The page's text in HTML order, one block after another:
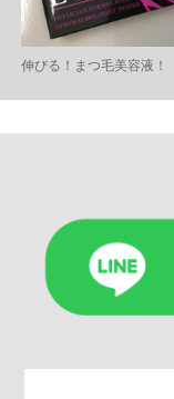
伸びる！まつ毛美容液！